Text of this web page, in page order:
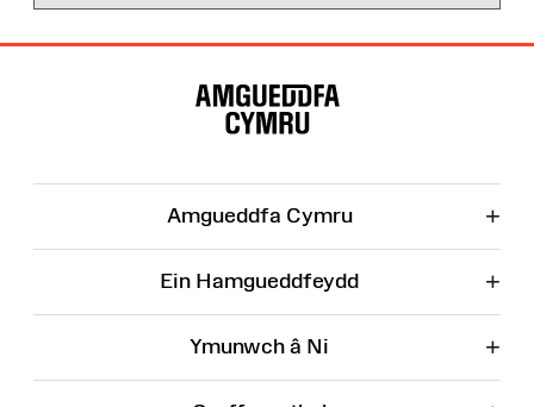
Amgueddfa Cymru +
Ein Hamgueddfeydd +
Ymunwch â Ni +